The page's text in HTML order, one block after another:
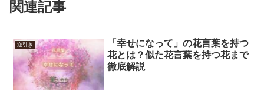
関連記事
逆引き
「幸せになって」の花言葉を持つ
花とは？似た花言葉を持つ花まで
徹底解説